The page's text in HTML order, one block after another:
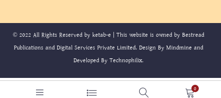
0
© 2022 All Rights Reserved by ketab-e | This website is owned by Bestread
Publications and Digital Services Private Limited. Design By Mindmine and
Developed By Technophilix.